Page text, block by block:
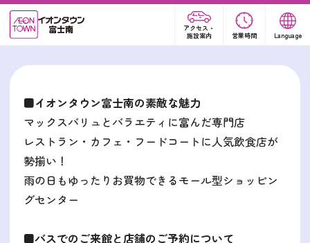
アクセス・
施設案内
営業時間 Language
■イオンタウン富士南の素敵な魅力
マックスバリュとバラエティに富んだ専門店
レストラン・カフェ・フードコートに人気飲食店が
勢揃い！
雨の日もゆったりお買物できるモール型ショッピン
グセンター
■バスでのご来館と店舗のご予約について